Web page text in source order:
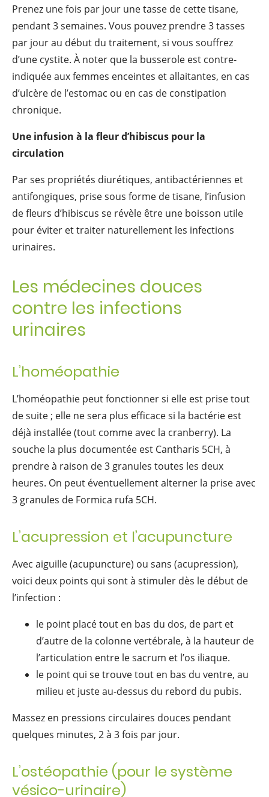
Prenez une fois par jour une tasse de cette tisane,
pendant 3 semaines. Vous pouvez prendre 3 tasses
par jour au début du traitement, si vous souffrez
d’une cystite. À noter que la busserole est contre-
indiquée aux femmes enceintes et allaitantes, en cas
d’ulcère de l’estomac ou en cas de constipation
chronique.
Une infusion à la fleur d’hibiscus pour la
circulation
Par ses propriétés diurétiques, antibactériennes et
antifongiques, prise sous forme de tisane, l’infusion
de fleurs d’hibiscus se révèle être une boisson utile
pour éviter et traiter naturellement les infections
urinaires.
Les médecines douces
contre les infections
urinaires
L’homéopathie
L’homéopathie peut fonctionner si elle est prise tout
de suite ; elle ne sera plus efficace si la bactérie est
déjà installée (tout comme avec la cranberry). La
souche la plus documentée est Cantharis 5CH, à
prendre à raison de 3 granules toutes les deux
heures. On peut éventuellement alterner la prise avec
3 granules de Formica rufa 5CH.
L’acupression et l’acupuncture
Avec aiguille (acupuncture) ou sans (acupression),
voici deux points qui sont à stimuler dès le début de
l’infection :
le point placé tout en bas du dos, de part et
d’autre de la colonne vertébrale, à la hauteur de
l’articulation entre le sacrum et l’os iliaque.
le point qui se trouve tout en bas du ventre, au
milieu et juste au-dessus du rebord du pubis.
Massez en pressions circulaires douces pendant
quelques minutes, 2 à 3 fois par jour.
L’ostéopathie (pour le système
vésico-urinaire)